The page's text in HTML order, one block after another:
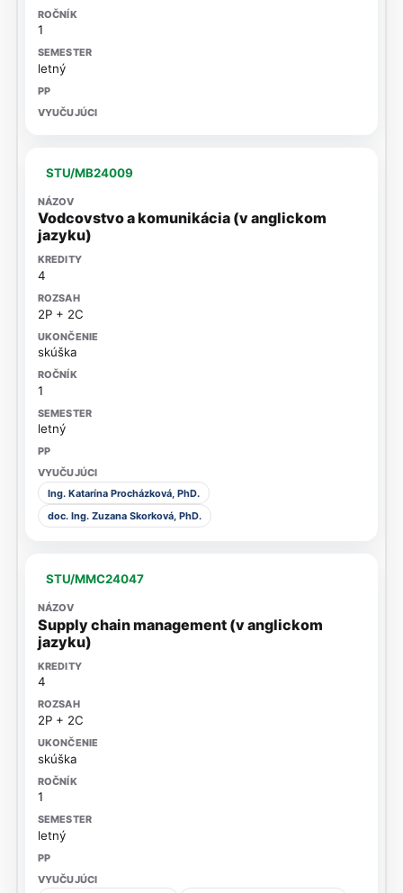
1
letný
STU/MB24009
Vodcovstvo a komunikácia (v anglickom
jazyku)
4
2P + 2C
skúška
1
letný
Ing. Katarína Procházková, PhD.
doc. Ing. Zuzana Skorková, PhD.
STU/MMC24047
Supply chain management (v anglickom
jazyku)
4
2P + 2C
skúška
1
letný